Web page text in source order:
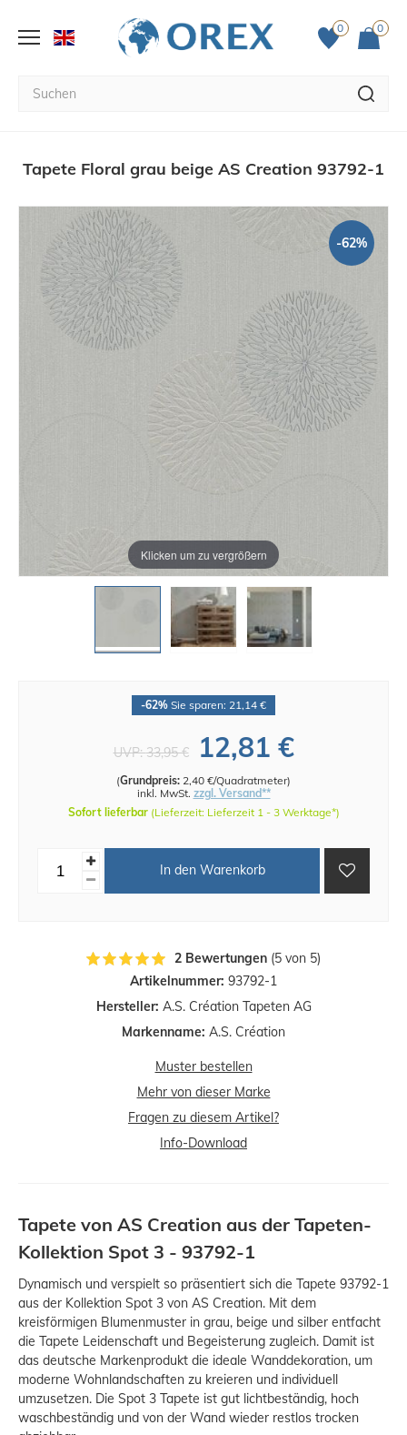
0 0
Tapete Floral grau beige AS Creation 93792-1
Klicken um zu vergrößern
-62%
Artikelnummer: 93792-1
Hersteller: A.S. Création Tapeten AG
Markenname: A.S. Création
-62% Sie sparen: 21,14 €
UVP:33,95 € 12,81 €
(Grundpreis: 2,40 €/Quadratmeter)
inkl. MwSt. zzgl. Versand**
Sofort lieferbar (Lieferzeit: Lieferzeit 1 - 3 Werktage*)
In den Warenkorb
Muster bestellen
Mehr von dieser Marke
Fragen zu diesem Artikel?
Info-Download
2 Bewertungen (5 von 5)
Tapete von AS Creation aus der Tapeten-
Kollektion Spot 3 - 93792-1
Dynamisch und verspielt so präsentiert sich die Tapete 93792-1
aus der Kollektion Spot 3 von AS Creation. Mit dem
kreisförmigen Blumenmuster in grau, beige und silber entfacht
die Tapete Leidenschaft und Begeisterung zugleich. Damit ist
das deutsche Markenprodukt die ideale Wanddekoration, um
moderne Wohnlandschaften zu kreieren und individuell
umzusetzen. Die Spot 3 Tapete ist gut lichtbeständig, hoch
waschbeständig und von der Wand wieder restlos trocken